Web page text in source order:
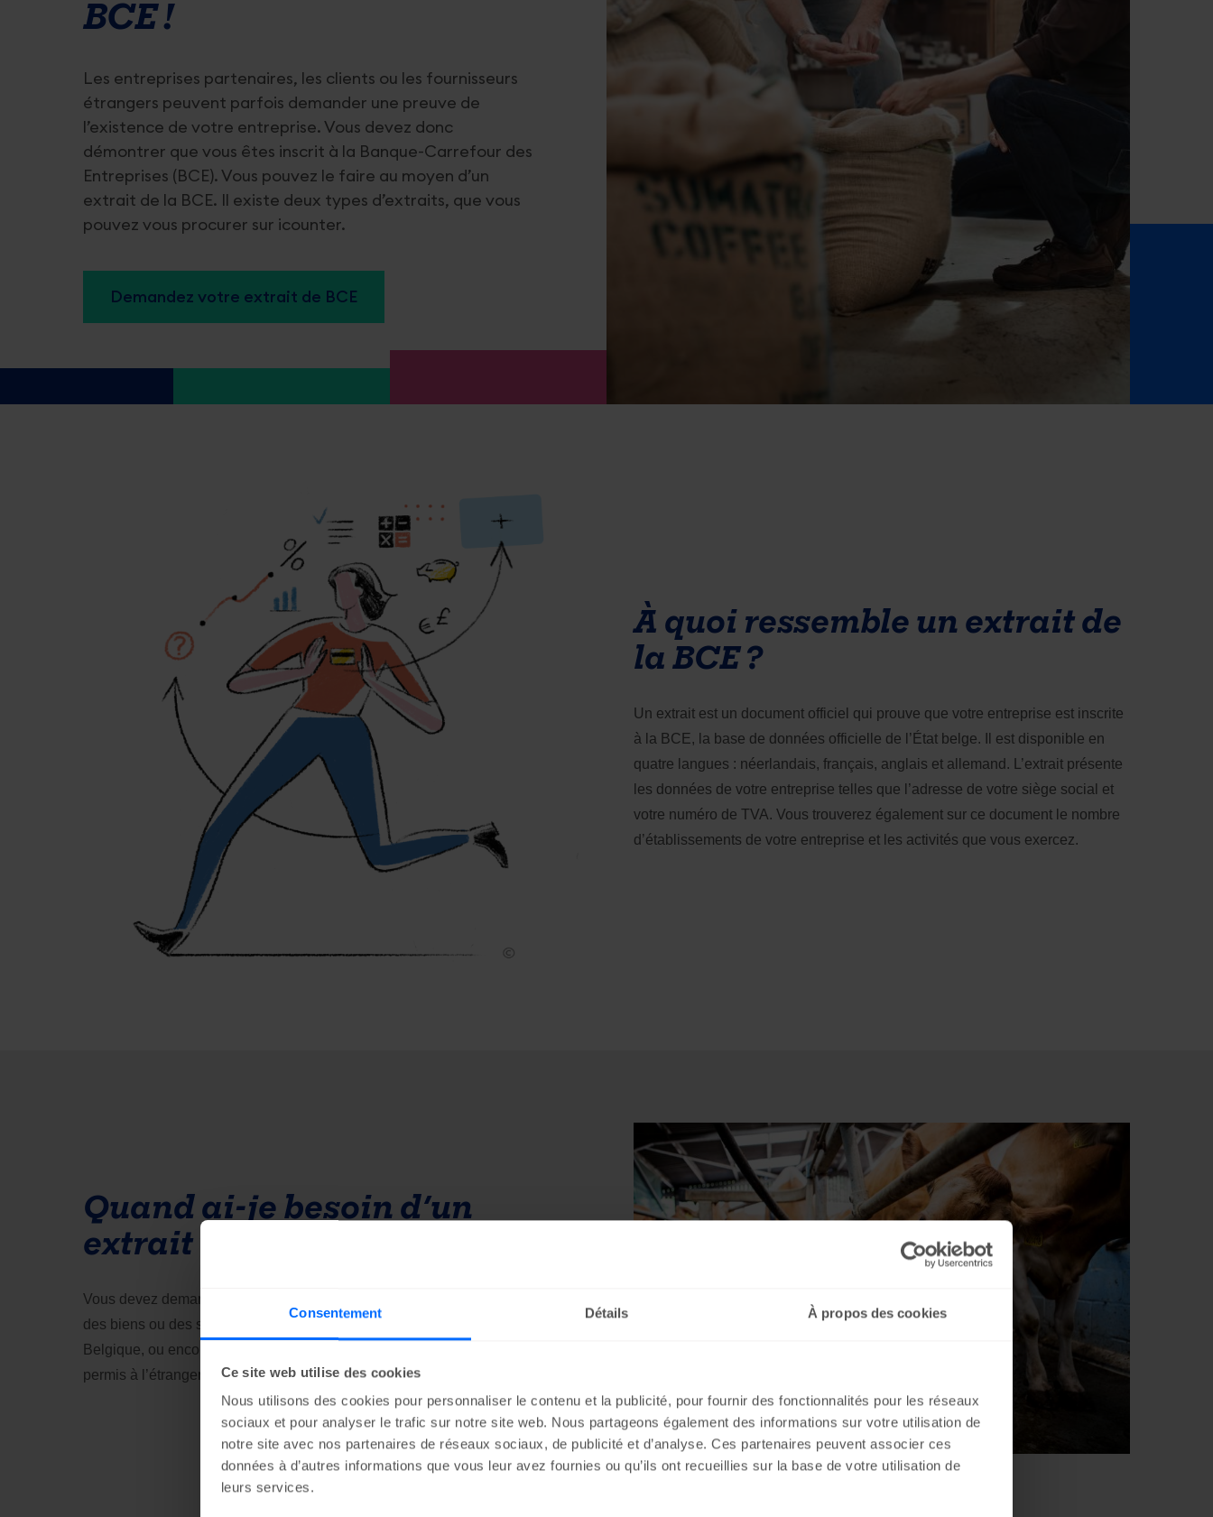
Consentement Détails À propos des cookies
Ce site web utilise des cookies
Nous utilisons des cookies pour personnaliser le contenu et la publicité, pour fournir des fonctionnalités pour les réseaux
sociaux et pour analyser le trafic sur notre site web. Nous partageons également des informations sur votre utilisation de
notre site avec nos partenaires de réseaux sociaux, de publicité et d’analyse. Ces partenaires peuvent associer ces
données à d’autres informations que vous leur avez fournies ou qu’ils ont recueillies sur la base de votre utilisation de
leurs services.
la BCE
Demander un extrait
Demander un extrait légalisé
Demande d’alcool et de tabac
BCE !
Les entreprises partenaires, les clients ou les fournisseurs
étrangers peuvent parfois demander une preuve de
l’existence de votre entreprise. Vous devez donc
démontrer que vous êtes inscrit à la Banque-Carrefour des
Entreprises (BCE). Vous pouvez le faire au moyen d’un
extrait de la BCE. Il existe deux types d’extraits, que vous
pouvez vous procurer sur icounter.
Demandez votre extrait de BCE
À quoi ressemble un extrait de
la BCE ?
Un extrait est un document officiel qui prouve que votre entreprise est inscrite
à la BCE, la base de données officielle de l’État belge. Il est disponible en
quatre langues : néerlandais, français, anglais et allemand. L’extrait présente
les données de votre entreprise telles que l’adresse de votre siège social et
votre numéro de TVA. Vous trouverez également sur ce document le nombre
d’établissements de votre entreprise et les activités que vous exercez.
Quand ai-je besoin d’un
extrait ?
Vous devez demander un extrait de la BCE lorsque vous souhaitez fournir
des biens ou des services à des entreprises situées en dehors de la
Belgique, ou encore lorsque vous souhaitez investir ou avez besoin d’un
permis à l’étranger.